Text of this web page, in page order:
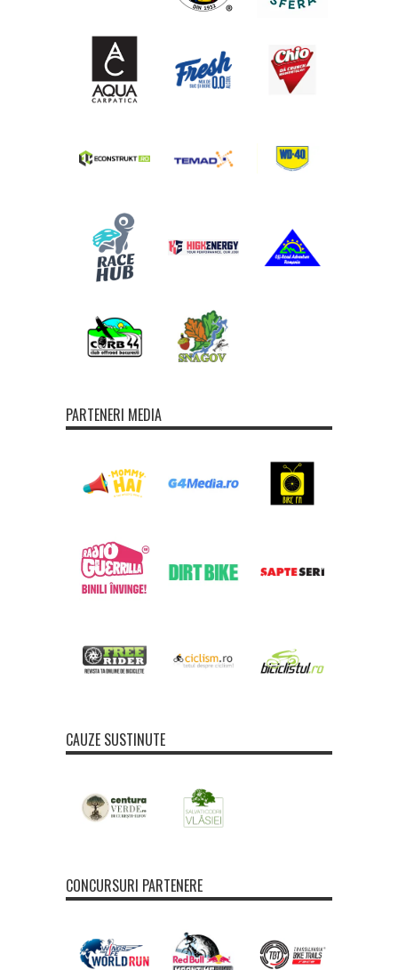
PARTENERI MEDIA
CAUZE SUSTINUTE
CONCURSURI PARTENERE